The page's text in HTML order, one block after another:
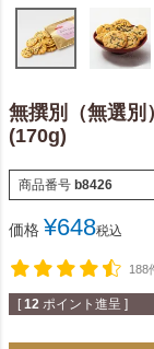
無撰別（無選別
(170g)
商品番号 b8426
価格 ¥648税込
188
[ 12 ポイント進呈 ]